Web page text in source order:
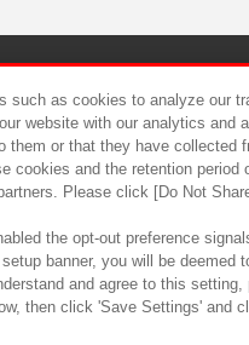
食品のご
such as cookies to analyze our
website with our analytics and
them or that they have
cookies and the retention
Please click [Do Not
the opt-out preference
banner, you will be
and agree to this
then click 'Save Settings' and